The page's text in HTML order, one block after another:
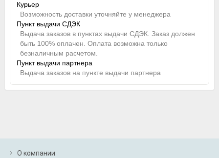
Курьер
Возможность доставки уточняйте у менеджера
Пункт выдачи СДЭК
Выдача заказов в пунктах выдачи СДЭК. Заказ должен
быть 100% оплачен. Оплата возможна только
безналичным расчетом.
Пункт выдачи партнера
Выдача заказов на пункте выдачи партнера
О компании